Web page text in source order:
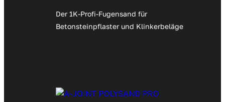
Der 1K-Profi-Fugensand für
Betonsteinpflaster und Klinkerbeläge